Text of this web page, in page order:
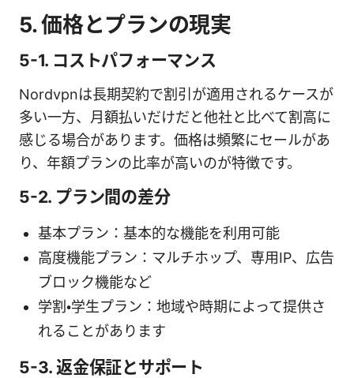
5. 価格とプランの現実
5-1. コストパフォーマンス
Nordvpnは長期契約で割引が適用されるケースが
多い一方、月額払いだけだと他社と比べて割高に
感じる場合があります。価格は頻繁にセールがあ
り、年額プランの比率が高いのが特徴です。
5-2. プラン間の差分
基本プラン：基本的な機能を利用可能
高度機能プラン：マルチホップ、専用IP、広告
ブロック機能など
学割・学生プラン：地域や時期によって提供さ
れることがあります
5-3. 返金保証とサポート